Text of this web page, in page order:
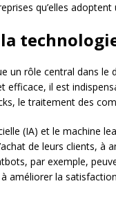
qu’elles
un rôle central dans le
efficace, il est
le traitement des
(IA) et le machine
de leurs clients, à
par exemple,
améliorer la